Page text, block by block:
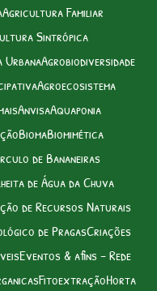
Agricultura Familiar
Sintrópica
Agrobiodiversidade
Agroecosistema
AnvisaAquaponia
BiomaBiomimética
de Bananeiras
de Água da Chuva
de Recursos Naturais
de PragasCriações
Eventos & afins – Rede
FitoextraçãoHorta